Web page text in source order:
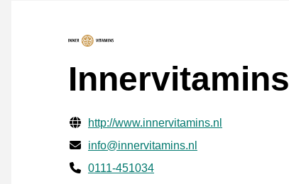
Innervitamins
Informations de contact vérifiées
Website URL
http://www.innervitamins.nl
E-mail
info@innervitamins.nl
Phone number
0111-451034